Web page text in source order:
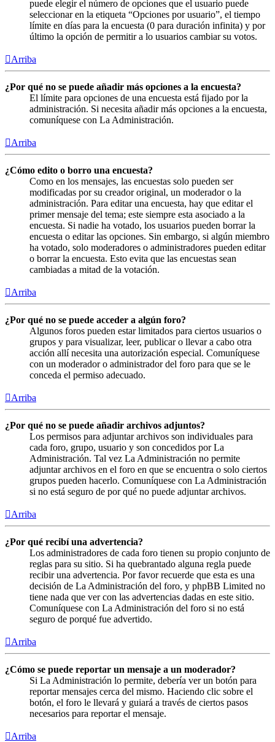
puede elegir el número de opciones que el usuario puede
seleccionar en la etiqueta “Opciones por usuario”, el tiempo
límite en días para la encuesta (0 para duración infinita) y por
último la opción de permitir a lo usuarios cambiar su votos.
Arriba
¿Por qué no se puede añadir más opciones a la encuesta?
El límite para opciones de una encuesta está fijado por la
administración. Si necesita añadir más opciones a la encuesta,
comuníquese con La Administración.
Arriba
¿Cómo edito o borro una encuesta?
Como en los mensajes, las encuestas solo pueden ser
modificadas por su creador original, un moderador o la
administración. Para editar una encuesta, hay que editar el
primer mensaje del tema; este siempre esta asociado a la
encuesta. Si nadie ha votado, los usuarios pueden borrar la
encuesta o editar las opciones. Sin embargo, si algún miembro
ha votado, solo moderadores o administradores pueden editar
o borrar la encuesta. Esto evita que las encuestas sean
cambiadas a mitad de la votación.
Arriba
¿Por qué no se puede acceder a algún foro?
Algunos foros pueden estar limitados para ciertos usuarios o
grupos y para visualizar, leer, publicar o llevar a cabo otra
acción allí necesita una autorización especial. Comuníquese
con un moderador o administrador del foro para que se le
conceda el permiso adecuado.
Arriba
¿Por qué no se puede añadir archivos adjuntos?
Los permisos para adjuntar archivos son individuales para
cada foro, grupo, usuario y son concedidos por La
Administración. Tal vez La Administración no permite
adjuntar archivos en el foro en que se encuentra o solo ciertos
grupos pueden hacerlo. Comuníquese con La Administración
si no está seguro de por qué no puede adjuntar archivos.
Arriba
¿Por qué recibí una advertencia?
Los administradores de cada foro tienen su propio conjunto de
reglas para su sitio. Si ha quebrantado alguna regla puede
recibir una advertencia. Por favor recuerde que esta es una
decisión de La Administración del foro, y phpBB Limited no
tiene nada que ver con las advertencias dadas en este sitio.
Comuníquese con La Administración del foro si no está
seguro de porqué fue advertido.
Arriba
¿Cómo se puede reportar un mensaje a un moderador?
Si La Administración lo permite, debería ver un botón para
reportar mensajes cerca del mismo. Haciendo clic sobre el
botón, el foro le llevará y guiará a través de ciertos pasos
necesarios para reportar el mensaje.
Arriba